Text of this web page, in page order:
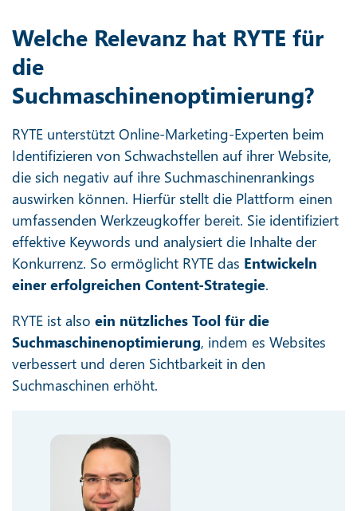
Welche Relevanz hat RYTE für
die
Suchmaschinenoptimierung?
RYTE unterstützt Online-Marketing-Experten beim
Identifizieren von Schwachstellen auf ihrer Website,
die sich negativ auf ihre Suchmaschinenrankings
auswirken können. Hierfür stellt die Plattform einen
umfassenden Werkzeugkoffer bereit. Sie identifiziert
effektive Keywords und analysiert die Inhalte der
Konkurrenz. So ermöglicht RYTE das Entwickeln
einer erfolgreichen Content-Strategie.
RYTE ist also ein nützliches Tool für die
Suchmaschinenoptimierung, indem es Websites
verbessert und deren Sichtbarkeit in den
Suchmaschinen erhöht.